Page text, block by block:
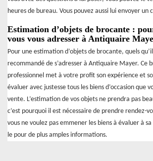
heures de bureau. Vous pouvez aussi lui envoyer
Estimation d’objets de brocante :
vous vous adresser à Antiquaire
Pour une estimation d’objets de brocante, quels
recommandé de s’adresser à Antiquaire Mayer. Ce
professionnel met à votre profit son expérience et
évaluer avec justesse tous les biens d’occasion que
vente. L’estimation de vos objets ne prendra pas
c’est pourquoi il est nécessaire de prendre rendez-
vous ne voulez pas emmener les biens à évaluer à
le pour de plus amples informations.